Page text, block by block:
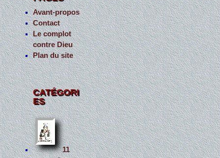
Avant-propos
Contact
Le complot
contre Dieu
Plan du site
CATÉGORI
ES
11